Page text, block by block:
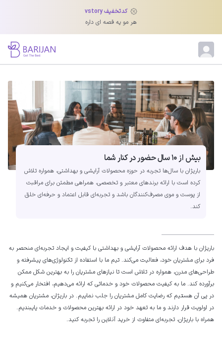
کدتخفیف vstory
هر مو یه قصه ای داره
بیش از ۱۰ سال حضور در کنار شما
باریژان با سال‌ها تجربه در حوزه محصولات آرایشی و بهداشتی، همواره تلاش
کرده است با ارائه برندهای معتبر و تخصصی، همراهی مطمئن برای مراقبت
از پوست و موی مصرف‌کنندگان باشد و تجربه‌ای قابل اعتماد و حرفه‌ای خلق
کند.
باریژان با هدف ارائه محصولات آرایشی و بهداشتی با کیفیت و ایجاد تجربه‌ای منحصر به
فرد برای مشتریان خود، فعالیت می‌کند. تیم ما با استفاده از تکنولوژی‌های پیشرفته و
طراحی‌های مدرن، همواره در تلاش است تا نیازهای مشتریان را به بهترین شکل ممکن
برآورده کند. ما به کیفیت محصولات خود و خدماتی که ارائه می‌دهیم، افتخار می‌کنیم و
در پی آن هستیم که رضایت کامل مشتریان را جلب نماییم. در باریژان، مشتریان همیشه
در اولویت قرار دارند و ما به تعهد خود در ارائه بهترین محصولات و خدمات پایبندیم.
همراه با باریژان، تجربه‌ای متفاوت از خرید آنلاین را تجربه کنید.